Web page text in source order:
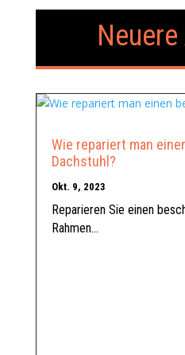
Wie repariert man
Dachstuhl?
Okt. 9, 2023
Reparieren Sie einen
Rahmen...